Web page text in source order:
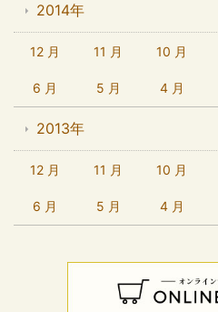
2014年
12 月 11 月 10 月
6 月 5 月 4 月
2013年
12 月 11 月 10 月
6 月 5 月 4 月